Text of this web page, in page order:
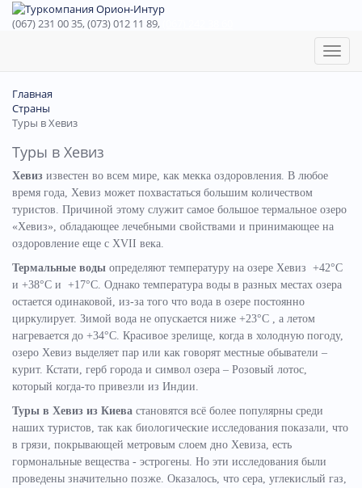
(067) 231 00 35, (073) 012 11 89,
Toggle
Главная
Страны
Туры в Хевиз
Туры в Хевиз
Хевиз известен во всем мире, как мекка оздоровления. В любое
время года, Хевиз может похвастаться большим количеством
туристов. Причиной этому служит самое большое термальное озеро
«Хевиз», обладающее лечебными свойствами и принимающее на
оздоровление еще с ХVII века.
Термальные воды определяют температуру на озере Хевиз +42°С
и +38°С и +17°С. Однако температура воды в разных местах озера
остается одинаковой, из-за того что вода в озере постоянно
циркулирует. Зимой вода не опускается ниже +23°С , а летом
нагревается до +34°С. Красивое зрелище, когда в холодную погоду,
озеро Хевиз выделяет пар или как говорят местные обыватели –
курит. Кстати, герб города и символ озера – Розовый лотос,
который когда-то привезли из Индии.
Туры в Хевиз из Киева становятся всё более популярны среди
наших туристов, так как биологические исследования показали, что
в грязи, покрывающей метровым слоем дно Хевиза, есть
гормональные вещества - эстрогены. Но эти исследования были
проведены значительно позже. Оказалось, что сера, углекислый газ,